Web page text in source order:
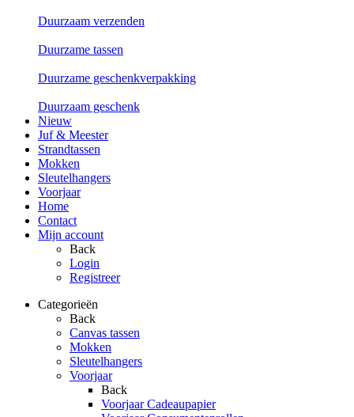
Duurzaam verzenden
Duurzame tassen
Duurzame geschenkverpakking
Duurzaam geschenk
Nieuw
Juf & Meester
Strandtassen
Mokken
Sleutelhangers
Voorjaar
Home
Contact
Mijn account
Back
Login
Registreer
Categorieën
Back
Canvas tassen
Mokken
Sleutelhangers
Voorjaar
Back
Voorjaar Cadeaupapier